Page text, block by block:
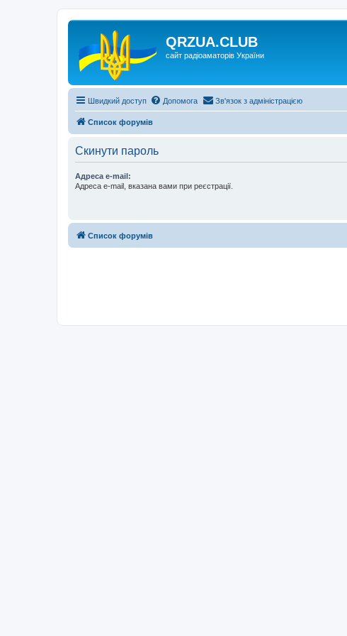
QRZUA.CLUB
сайт радіоаматорів України
Швидкий доступ Допомога Зв'язок з адміністрацією
Список форумів
Скинути пароль
Адреса e-mail:
Адреса e-mail, вказана вами при реєстрації.
Список форумів